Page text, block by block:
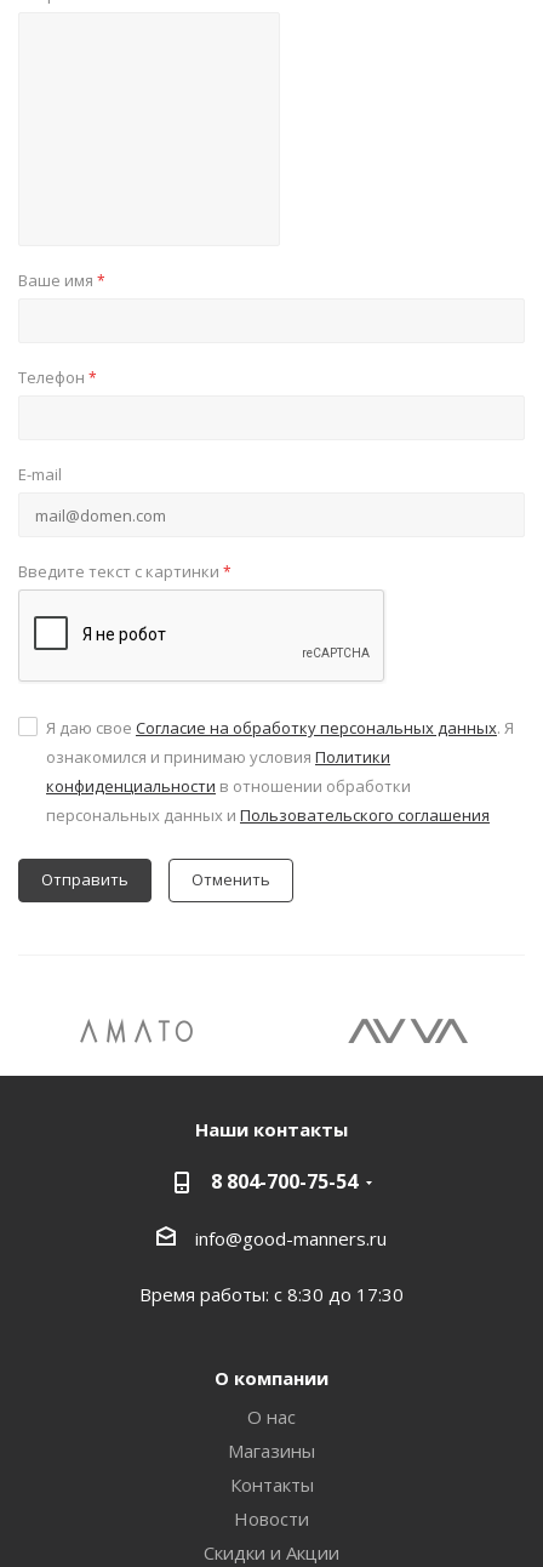
Ваше имя *
Телефон *
E-mail
Введите текст с картинки *
Я даю свое Согласие на обработку персональных данных. Я
ознакомился и принимаю условия Политики
конфиденциальности в отношении обработки
персональных данных и Пользовательского соглашения
Отменить
Наши контакты
8 804-700-75-54
info@good-manners.ru
Время работы: с 8:30 до 17:30
О компании
О нас
Магазины
Контакты
Новости
Скидки и Акции